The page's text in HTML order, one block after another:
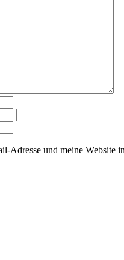
Adresse und meine Website